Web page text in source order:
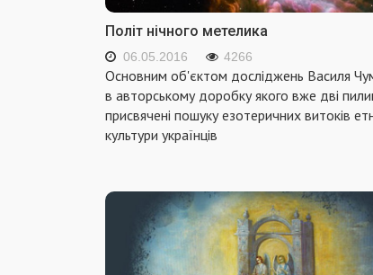
Політ нічного метелика
06.05.2016 4266
Основним об'єктом досліджень Василя
в авторському доробку якого вже дві
присвячені пошуку езотеричних витоків
культури українців